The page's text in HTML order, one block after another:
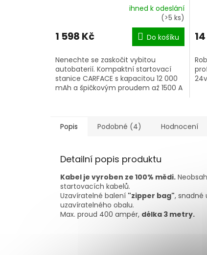
produktu
je
z
5
hvězdiček.
ihned k odeslání
(>5 ks)
1 598 Kč Do košíku
Nenechte se zaskočit vybitou
autobaterií. Kompaktní startovací
stanice CARFACE s kapacitou 12 000
mAh a špičkovým proudem až 1500 A
24v
Popis Podobné (4) Hodnocení
Detailní popis produktu
Kabel je vyroben ze 100% mědi.
startovacích kabelů.
Uzavíratelné balení "zipper bag", snadné
uzavíratelného obalu.
Max. proud 400 ampér, délka 3 metry.